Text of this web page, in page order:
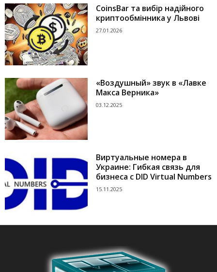
CoinsBar та вибір надійного
криптообмінника у Львові
27.01.2026
«Воздушный» звук в «Лавке
Макса Верника»
03.12.2025
Виртуальные номера в
Украине: Гибкая связь для
бизнеса с DID Virtual Numbers
15.11.2025